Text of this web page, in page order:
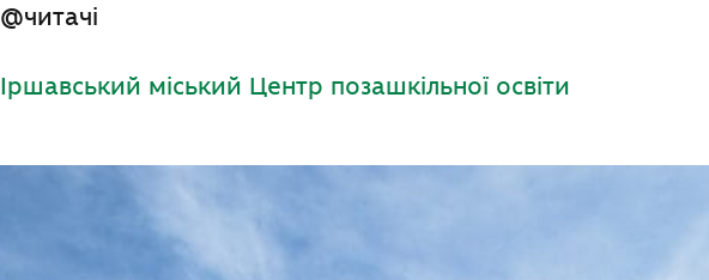
@читачі
Іршавський міський Центр позашкільної освіти